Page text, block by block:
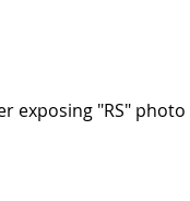
exposing "RS"